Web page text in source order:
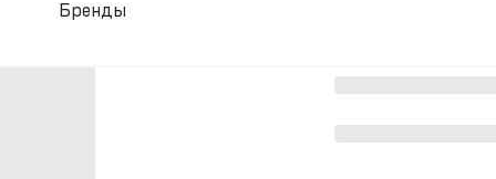
Бренды